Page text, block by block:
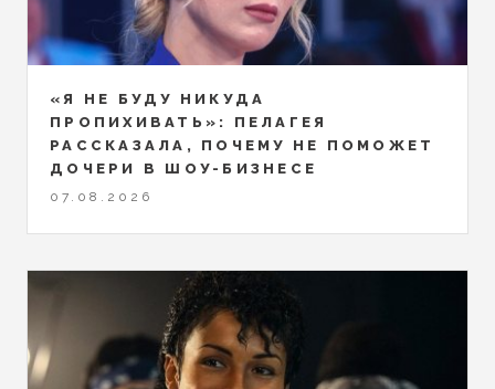
«Я НЕ БУДУ НИКУДА
ПРОПИХИВАТЬ»: ПЕЛАГЕЯ
РАССКАЗАЛА, ПОЧЕМУ НЕ ПОМОЖЕТ
ДОЧЕРИ В ШОУ-БИЗНЕСЕ
07.08.2026